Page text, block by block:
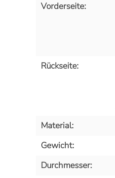
Vorderseite:
Rückseite:
Material:
Gewicht:
Durchmesser: